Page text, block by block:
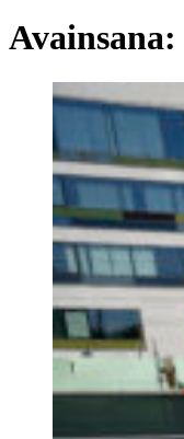
Avainsana: